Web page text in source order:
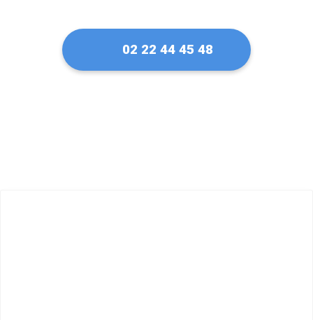
02 22 44 45 48